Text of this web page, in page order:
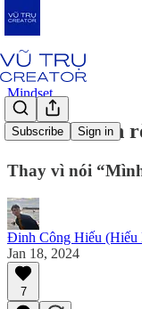
Subscribe Sign in
Mindset
Mình đã dần
Thay vì nói
Đinh Công Hiếu (Hiếu
Jan 18, 2024
7